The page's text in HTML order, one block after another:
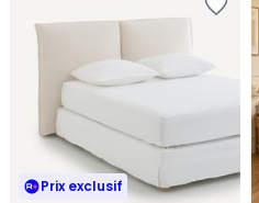
Prix exclusif